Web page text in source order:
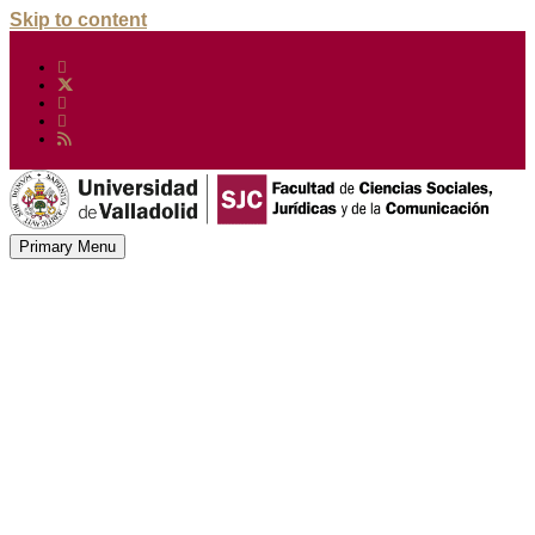
Skip to content
Primary Menu